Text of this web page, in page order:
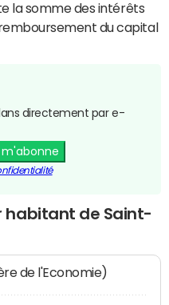
la somme des intérêts
du capital
directement par e-
m'abonne
habitant de Saint-
de l'Economie)